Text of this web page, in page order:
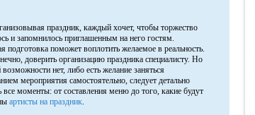
праздник, каждый хочет, чтобы торжество
и запомнилось приглашенным на него гостям.
подготовка поможет воплотить желаемое в реальность.
доверить организацию праздника специалисту. Но
возможности нет, либо есть желание заняться
мероприятия самостоятельно, следует детально
все моменты: от составления меню до того, какие будут
артисты на праздник.